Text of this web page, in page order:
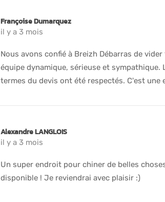
Françoise Dumarquez
il y a 3 mois
Nous avons confié à Breizh Débarras de
équipe dynamique, sérieuse et sympathique.
termes du devis ont été respectés. C'est une
Alexandre LANGLOIS
il y a 3 mois
Un super endroit pour chiner de belles
disponible ! Je reviendrai avec plaisir :)